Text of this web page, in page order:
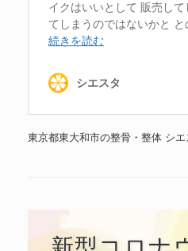
東京都東大和市の整骨・整体 シ